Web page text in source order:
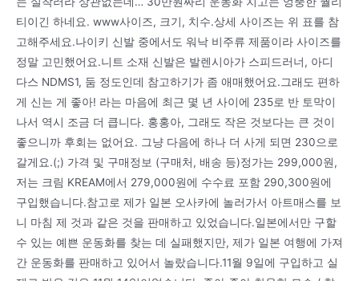
티이긴 하네요. www사이즈, 크기, 치수.상세 사이즈는 위 표를 참
고해주세요.나이키 신발 중에서도 워낙 비주류 제품이라 사이즈를
정말 고민했어요.니트 소재 신발은 발렌시아가 스피드러너, 아디
다스 NDMS1, 둠 정도인데 참고하기가 좀 애매했어요.그래도 편하
게 신는 게 좋아! 라는 마음에 최근 몇 년 사이에 235로 반 토막이
나서 역시 조금 더 큽니다. 홍홍아, 그래도 작은 것보다는 큰 것이
좋으니까 후회는 없어요. 그냥 다음에 하나 더 사게 되면 230으로
갈게요.(;) 가격 및 구매정보 (구매처, 배송 등)정가는 299,000원,
저는 크림 KREAM에서 279,000원에 수수료 포함 290,300원에
구입했습니다.참고로 제가 일본 오사카에 놀러가서 아트매스를 보
니 마침 제 것과 같은 것을 판매하고 있었습니다.일본에서만 구할
수 있는 예쁜 운동화를 찾는 데 실패했지만, 제가 일본 여행에 가져
간 운동화를 판매하고 있어서 놀랐습니다.11월 9일에 구입하고 실